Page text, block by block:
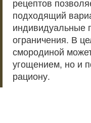
рецептов
подходящий
индивидуальные
ограничения. В
смородиной
угощением, но и
рациону.